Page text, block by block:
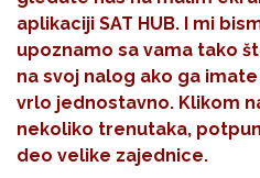
aplikaciji SAT HUB. I mi
upoznamo sa vama tako
na svoj nalog ako ga
vrlo jednostavno. Klikom
nekoliko trenutaka,
deo velike zajednice.